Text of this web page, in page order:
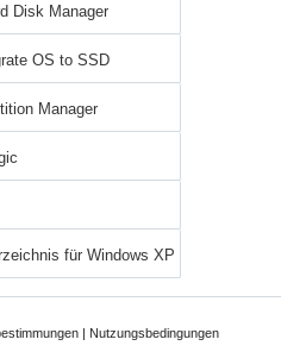
Disk Manager
OS to SSD
Manager
für Windows XP
| Nutzungsbedingungen